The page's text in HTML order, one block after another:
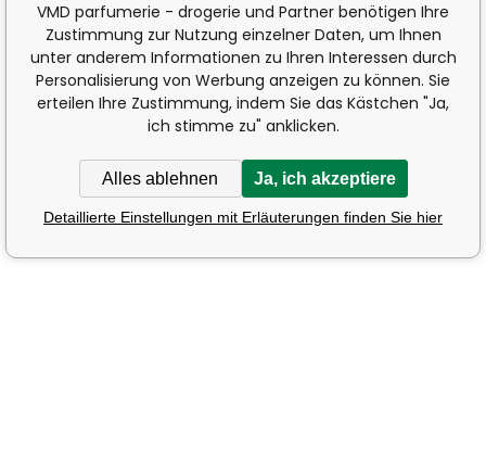
VMD parfumerie - drogerie und Partner benötigen Ihre
Zustimmung zur Nutzung einzelner Daten, um Ihnen
unter anderem Informationen zu Ihren Interessen durch
Personalisierung von Werbung anzeigen zu können. Sie
erteilen Ihre Zustimmung, indem Sie das Kästchen "Ja,
ich stimme zu" anklicken.
Alles ablehnen Ja, ich akzeptiere
Detaillierte Einstellungen mit Erläuterungen finden Sie hier